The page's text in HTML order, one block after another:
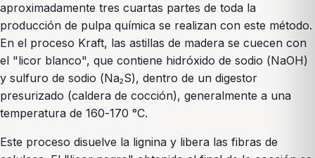
aproximadamente tres cuartas partes de toda la
producción de pulpa química se realizan con este método.
En el proceso Kraft, las astillas de madera se cuecen con
el "licor blanco", que contiene hidróxido de sodio (NaOH)
y sulfuro de sodio (Na₂S), dentro de un digestor
presurizado (caldera de cocción), generalmente a una
temperatura de 160-170 °C.
Este proceso disuelve la lignina y libera las fibras de